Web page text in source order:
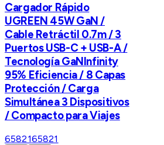
Cargador Rápido
UGREEN 45W GaN /
Cable Retráctil 0.7m / 3
Puertos USB-C + USB-A /
Tecnología GaNInfinity
95% Eficiencia / 8 Capas
Protección / Carga
Simultánea 3 Dispositivos
/ Compacto para Viajes
6582165821